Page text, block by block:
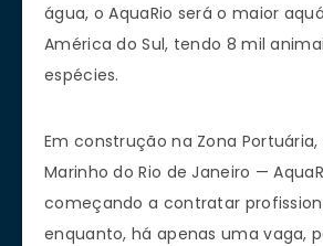
água, o AquaRio será o maior
América do Sul, tendo 8 mil
espécies.
Em construção na Zona Portuária,
Marinho do Rio de Janeiro —
começando a contratar
enquanto, há apenas uma vaga,